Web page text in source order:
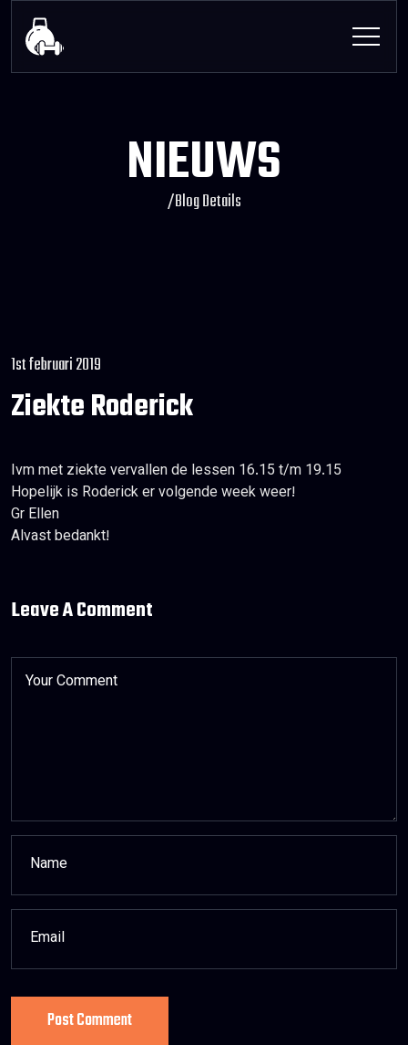
NIEUWS
/Blog Details
1st februari 2019
Ziekte Roderick
Ivm met ziekte vervallen de lessen 16.15 t/m 19.15
Hopelijk is Roderick er volgende week weer!
Gr Ellen
Alvast bedankt!
Leave A Comment
Post Comment